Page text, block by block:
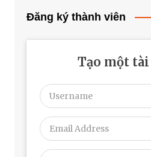
Đăng ký thành viên
Tạo một